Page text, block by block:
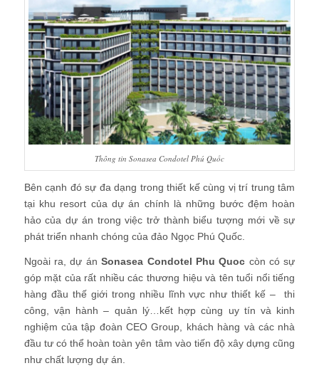
Thông tin Sonasea Condotel Phú Quốc
Bên cạnh đó sự đa dạng trong thiết kế cùng vị trí trung tâm
tại khu resort của dự án chính là những bước đệm hoàn
hảo của dự án trong việc trở thành biểu tượng mới về sự
phát triển nhanh chóng của đảo Ngọc Phú Quốc.
Ngoài ra, dự ánSonasea Condotel Phu Quoc còn có sự
góp mặt của rất nhiều các thương hiệu và tên tuổi nổi tiếng
hàng đầu thế giới trong nhiều lĩnh vực như thiết kế – thi
công, vận hành – quản lý…kết hợp cùng uy tín và kinh
nghiệm của tập đoàn CEO Group, khách hàng và các nhà
đầu tư có thể hoàn toàn yên tâm vào tiến độ xây dựng cũng
như chất lượng dự án.